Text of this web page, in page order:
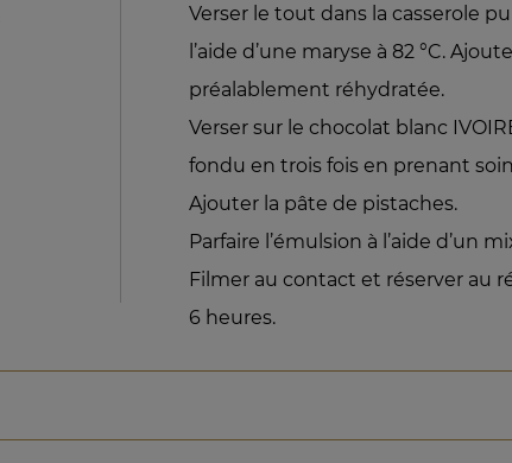
Verser le tout dans la casserole
l’aide d’une maryse à 82 °C.
préalablement réhydratée.
Verser sur le chocolat blanc
fondu en trois fois en prenant
Ajouter la pâte de pistaches.
Parfaire l’émulsion à l’aide d’un
Filmer au contact et réserver au
6 heures.